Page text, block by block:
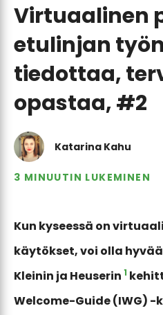
Virtuaalinen
etulinjan
tiedottaa,
opastaa, #2
Katarina Kahu
3 MINUUTIN LUKEMINEN
Kun kyseessä on
käytökset, voi olla
Kleinin ja Heuserin 1
Welcome-Guide (IWG) -